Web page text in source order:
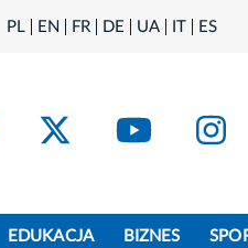
PL EN FR DE UA IT ES
Kraków - X
EDUKACJA BIZNES